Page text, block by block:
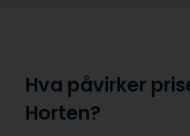
Hva påvirker
Horten?